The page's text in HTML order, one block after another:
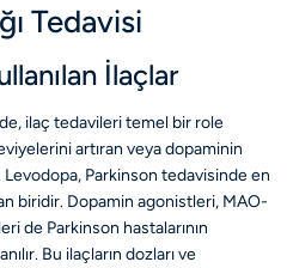
Tedavisi
İlaçlar
ilaç tedavileri temel bir role
artıran veya dopaminin
Parkinson tedavisinde en
biridir. Dopamin agonistleri, MAO-
de Parkinson hastalarının
Bu ilaçların dozları ve